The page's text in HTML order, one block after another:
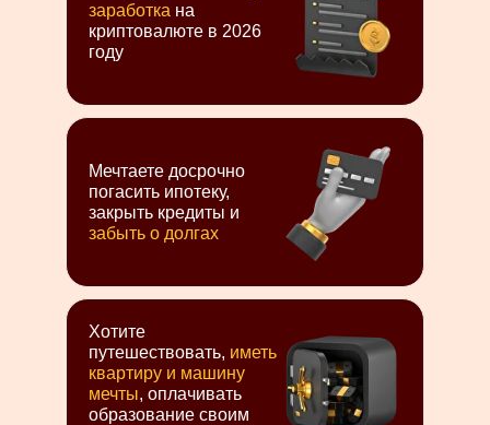
Хотите
путешествовать, иметь
квартиру и машину
мечты, оплачивать
образование своим
Мечтаете досрочно
погасить ипотеку,
закрыть кредиты и
забыть о долгах
заработка на
криптовалюте в 2026
году